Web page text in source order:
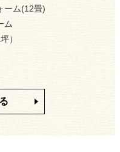
ーム(12畳)
ム
）